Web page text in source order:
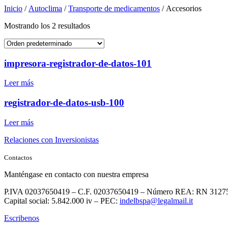
Inicio / Autoclima /Transporte de medicamentos / Accesorios
Mostrando los 2 resultados
impresora-registrador-de-datos-101
Leer más
registrador-de-datos-usb-100
Leer más
Relaciones con Inversionistas
Contactos
Manténgase en contacto con nuestra empresa
P.IVA 02037650419 – C.F. 02037650419 – Número REA: RN
Capital social: 5.842.000 iv – PEC: indelbspa@legalmail.it
Escribenos